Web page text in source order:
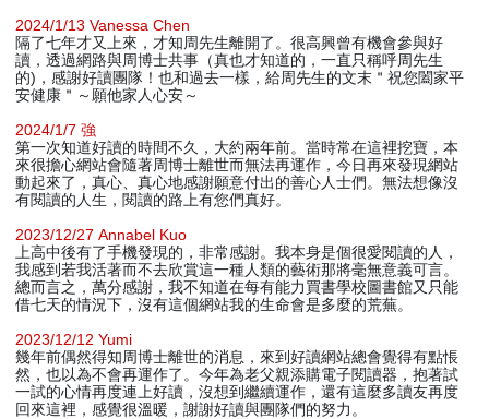
2024/1/13 Vanessa Chen
隔了七年才又上來，才知周先生離開了。很高興曾有機會參與好
讀，透過網路與周博士共事（真也才知道的，一直只稱呼周先生
的)，感謝好讀團隊！也和過去一樣，給周先生的文末＂祝您闔家平
安健康＂～願他家人心安～
2024/1/7 強
第一次知道好讀的時間不久，大約兩年前。當時常在這裡挖寶，本
來很擔心網站會隨著周博士離世而無法再運作，今日再來發現網站
動起來了，真心、真心地感謝願意付出的善心人士們。無法想像沒
有閱讀的人生，閱讀的路上有您們真好。
2023/12/27 Annabel Kuo
上高中後有了手機發現的，非常感謝。我本身是個很愛閱讀的人，
我感到若我活著而不去欣賞這一種人類的藝術那將毫無意義可言。
總而言之，萬分感謝，我不知道在每有能力買書學校圖書館又只能
借七天的情況下，沒有這個網站我的生命會是多麼的荒蕪。
2023/12/12 Yumi
幾年前偶然得知周博士離世的消息，來到好讀網站總會覺得有點悵
然，也以為不會再運作了。今年為老父親添購電子閱讀器，抱著試
一試的心情再度連上好讀，沒想到繼續運作，還有這麼多讀友再度
回來這裡，感覺很溫暖，謝謝好讀與團隊們的努力。